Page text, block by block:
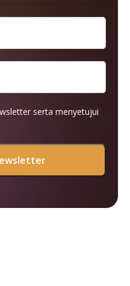
serta menyetujui